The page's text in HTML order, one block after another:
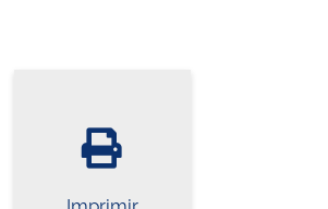
Imprimir